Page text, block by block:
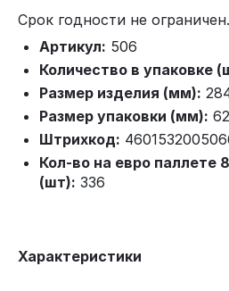
Срок годности не ограничен.
Артикул: 506
Количество в упаковке
Размер изделия (мм):
Размер упаковки (мм):
Штрихкод:
Кол-во на евро
(шт): 336
Характеристики